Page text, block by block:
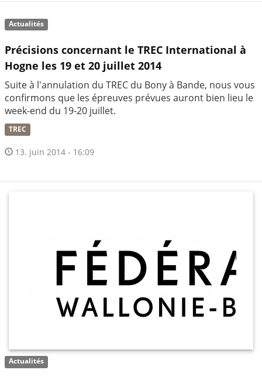
Actualités
Précisions concernant le TREC International à
Hogne les 19 et 20 juillet 2014
Suite à l'annulation du TREC du Bony à Bande, nous vous
confirmons que les épreuves prévues auront bien lieu le
week-end du 19-20 juillet.
TREC
13. juin 2014 - 16:09
Actualités